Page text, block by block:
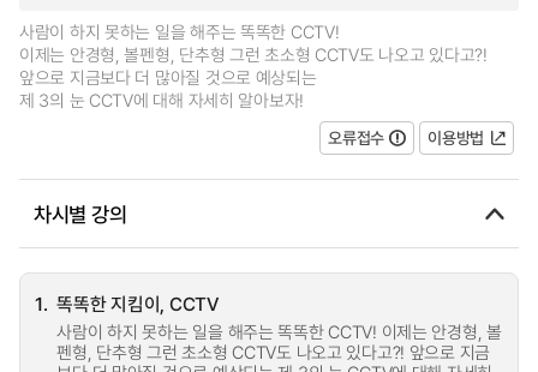
사람이 하지 못하는 일을 해주는 똑똑한 CCTV!
이제는 안경형, 볼펜형, 단추형 그런 초소형 CCTV도 나오고 있다고?!
앞으로 지금보다 더 많아질 것으로 예상되는
제 3의 눈 CCTV에 대해 자세히 알아보자!
오류접수
이용방법
차시별 강의
1. 똑똑한 지킴이, CCTV
사람이 하지 못하는 일을 해주는 똑똑한 CCTV! 이제는 안경형, 볼
펜형, 단추형 그런 초소형 CCTV도 나오고 있다고?! 앞으로 지금